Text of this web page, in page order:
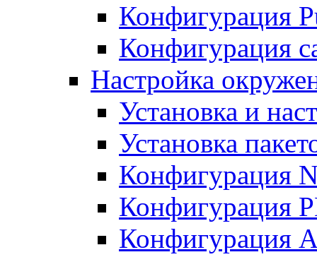
Конфигурация
Конфигурация
Настройка
Установка и
Установка
Конфигурация
Конфигурация
Конфигурация